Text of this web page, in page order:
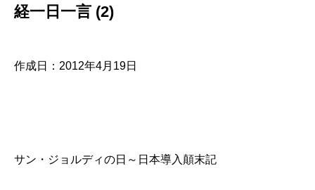
経一日一言 (2)
作成日：2012年4月19日
サン・ジョルディの日～日本導入顛末記